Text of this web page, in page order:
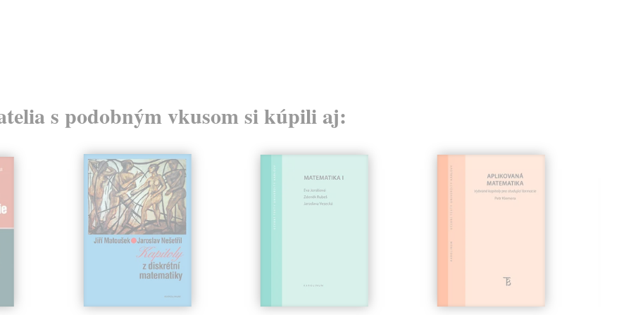
s podobným vkusom si kúpili aj: